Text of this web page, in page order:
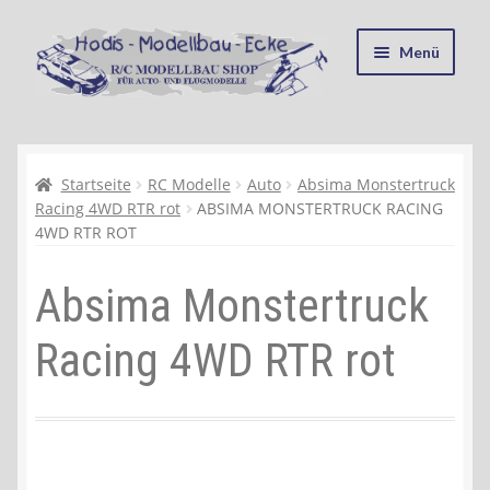
Zur
Navigation
springen
Zum
Inhalt
springen
Menü
Kasse
Mein Konto
Recycling, Entsorgung und Umwelt
Shop
Warenkorb
Startseite RC Modelle Auto
Absima Monstertruck
Racing 4WD RTR rot
ABSIMA MONSTERTRUCK RACING
4WD RTR ROT
Absima Monstertruck
Racing 4WD RTR rot